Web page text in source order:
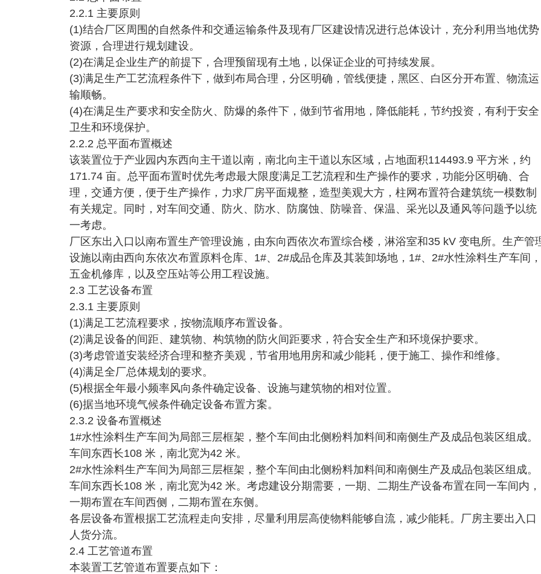
2.2.1 主要原则
(1)结合厂区周围的自然条件和交通运输条件及现有厂区建设情况进行总体设计，充分利用当地优势
资源，合理进行规划建设。
(2)在满足企业生产的前提下，合理预留现有土地，以保证企业的可持续发展。
(3)满足生产工艺流程条件下，做到布局合理，分区明确，管线便捷，黑区、白区分开布置、物流运
输顺畅。
(4)在满足生产要求和安全防火、防爆的条件下，做到节省用地，降低能耗，节约投资，有利于安全
卫生和环境保护。
2.2.2 总平面布置概述
该装置位于产业园内东西向主干道以南，南北向主干道以东区域，占地面积114493.9 平方米，约
171.74 亩。总平面布置时优先考虑最大限度满足工艺流程和生产操作的要求，功能分区明确、合
理，交通方便，便于生产操作，力求厂房平面规整，造型美观大方，柱网布置符合建筑统一模数制
有关规定。同时，对车间交通、防火、防水、防腐蚀、防噪音、保温、采光以及通风等问题予以统
一考虑。
厂区东出入口以南布置生产管理设施，由东向西依次布置综合楼，淋浴室和35 kV 变电所。生产管
设施以南由西向东依次布置原料仓库、1#、2#成品仓库及其装卸场地，1#、2#水性涂料生产车间，
五金机修库，以及空压站等公用工程设施。
2.3 工艺设备布置
2.3.1 主要原则
(1)满足工艺流程要求，按物流顺序布置设备。
(2)满足设备的间距、建筑物、构筑物的防火间距要求，符合安全生产和环境保护要求。
(3)考虑管道安装经济合理和整齐美观，节省用地用房和减少能耗，便于施工、操作和维修。
(4)满足全厂总体规划的要求。
(5)根据全年最小频率风向条件确定设备、设施与建筑物的相对位置。
(6)据当地环境气候条件确定设备布置方案。
2.3.2 设备布置概述
1#水性涂料生产车间为局部三层框架，整个车间由北侧粉料加料间和南侧生产及成品包装区组成。
车间东西长108 米，南北宽为42 米。
2#水性涂料生产车间为局部三层框架，整个车间由北侧粉料加料间和南侧生产及成品包装区组成。
车间东西长108 米，南北宽为42 米。考虑建设分期需要，一期、二期生产设备布置在同一车间内，
一期布置在车间西侧，二期布置在东侧。
各层设备布置根据工艺流程走向安排，尽量利用层高使物料能够自流，减少能耗。厂房主要出入口
人货分流。
2.4 工艺管道布置
本装置工艺管道布置要点如下：